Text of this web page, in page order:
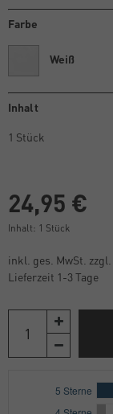
Farbe
Weiß
Inhalt
24,95 €
Inhalt: 1 Stück
inkl. ges. MwSt. zzgl.
Lieferzeit 1-3 Tage